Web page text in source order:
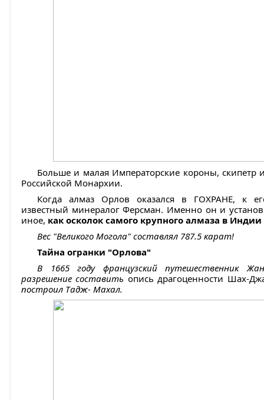
Больше и малая Императорские короны, скипетр
Российской Монархии.
Когда алмаз Орлов оказался в ГОХРАНЕ, к
известный минералог Ферсман. Именно он и
иное, как осколок самого крупного алмаза в
Вес "Великого Могола" составлял 787.5 карат!
Тайна огранки "Орлова"
В 1665 году французский путешественник
разрешение составить опись драгоценности Шах-
построил Тадж- Махал.